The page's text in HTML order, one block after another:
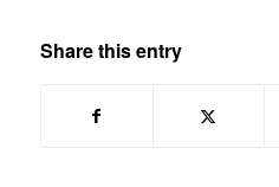
Share this entry